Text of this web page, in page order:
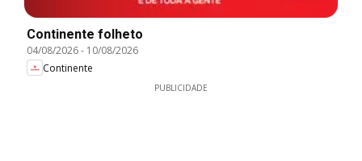
Continente folheto
04/08/2026- 10/08/2026
Continente
PUBLICIDADE